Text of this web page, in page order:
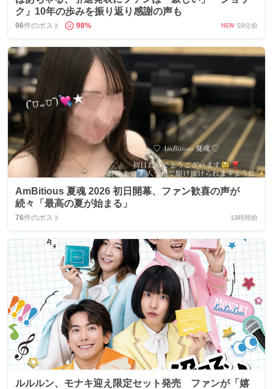
ク」10年の歩みを振り返り感謝の声も
96件のポスト 98% NEW 59分前
AmBitious 夏魂 2026 初日開幕、ファン歓喜の声が
続々「最高の夏が始まる」
76件のポスト 19時間前
ルルルン、モナキ迎え限定セット発売 ファンが「嬉